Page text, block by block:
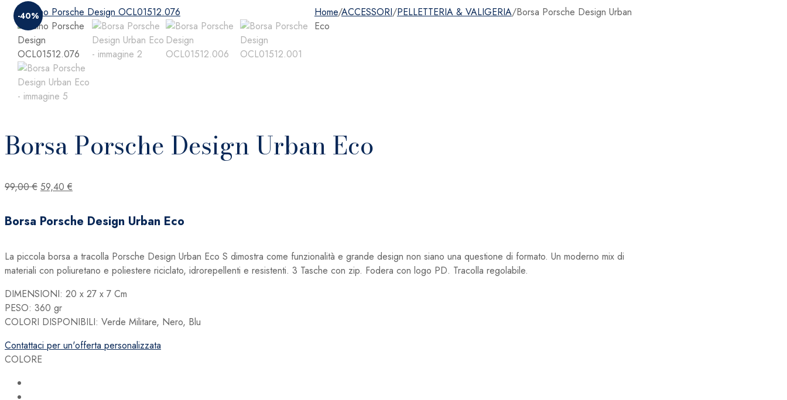
-40% Home/ACCESSORI/PELLETTERIA & VALIGERIA/Borsa Porsche Design Urban
Eco
Borsa Porsche Design Urban Eco
99,00€ Il
originale
era:
59,40 €
attuale
è:
Borsa Porsche Design Urban Eco
La piccola borsa a tracolla Porsche Design Urban Eco S dimostra come funzionalità e grande design non siano una questione di formato. Un moderno mix di
materiali con poliuretano e poliestere riciclato, idrorepellenti e resistenti. 3 Tasche con zip. Fodera con logo PD. Tracolla regolabile.
DIMENSIONI: 20 x 27 x 7 Cm
PESO: 360 gr
COLORI DISPONIBILI: Verde Militare, Nero, Blu
Contattaci per un'offerta personalizzata
COLORE